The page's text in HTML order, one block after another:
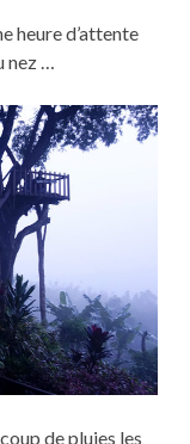
heure d’attente
nez …
de pluies les